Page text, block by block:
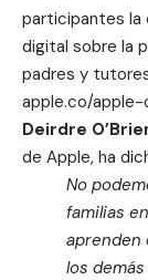
participantes la
digital sobre la
padres y
apple.co/apple-
Deirdre
de Apple, ha
No
familias
aprenden
los